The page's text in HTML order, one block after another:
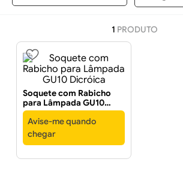
1 PRODUTO
Soquete com Rabicho
para Lâmpada GU10
Dicróica
Avise-me quando
chegar